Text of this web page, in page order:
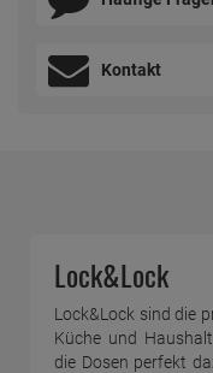
Kontakt
Lock&Lock
Lock&Lock sind die
Küche und
die Dosen perfekt